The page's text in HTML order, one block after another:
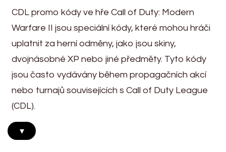
CDL promo kódy ve hře Call of Duty: Modern
Warfare II jsou speciální kódy, které mohou hráči
uplatnit za herní odměny, jako jsou skiny,
dvojnásobné XP nebo jiné předměty. Tyto kódy
jsou často vydávány během propagačních akcí
nebo turnajů souvisejících s Call of Duty League
(CDL).
▾